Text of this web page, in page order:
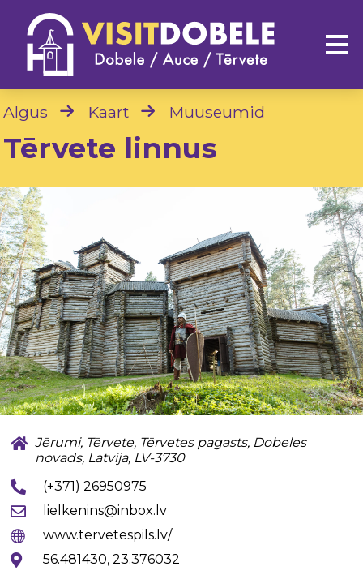
Algus Kaart Muuseumid
Tērvete linnus
Jērumi, Tērvete, Tērvetes pagasts, Dobeles
novads, Latvija, LV-3730
(+371) 26950975
lielkenins@inbox.lv
www.tervetespils.lv/
56.481430, 23.376032